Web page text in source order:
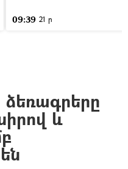
09:39 21 ր
և